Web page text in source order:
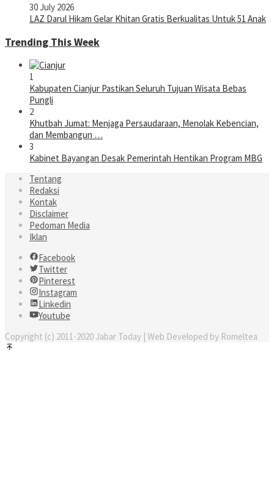
30 July 2026
LAZ Darul Hikam Gelar Khitan Gratis Berkualitas Untuk 51 Anak
Trending This Week
1
Kabupaten Cianjur Pastikan Seluruh Tujuan Wisata Bebas
Pungli
2
Khutbah Jumat: Menjaga Persaudaraan, Menolak Kebencian,
dan Membangun …
3
Kabinet Bayangan Desak Pemerintah Hentikan Program MBG
Tentang
Redaksi
Kontak
Disclaimer
Pedoman Media
Iklan
Facebook
Twitter
Pinterest
Instagram
Linkedin
Youtube
Copyright (c) 2011-2020 Jabar Today | Web Developed by Romeltea